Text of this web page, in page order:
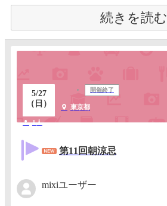
続きを読む
5/27
（日）
開催終了
東京都
1人
第11回朝涼忌
mixiユーザー